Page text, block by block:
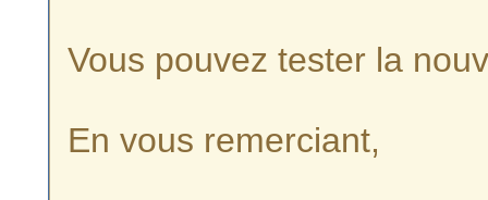
Vous pouvez tester la
En vous remerciant,